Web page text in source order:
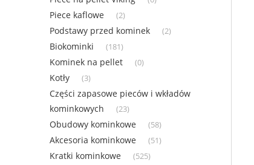
Piece kaflowe (2)
Podstawy przed kominek (2)
Biokominki (181)
Kominek na pellet (0)
Kotły (3)
Części zapasowe pieców i wkładów
kominkowych
(23)
Obudowy kominkowe (58)
Akcesoria kominkowe (51)
Kratki kominkowe (525)